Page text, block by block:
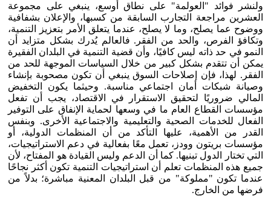
ولنشر فوائد "العولمة" على نطاق أوسع، ينبغي على مجموعة
العشرين مراجعة التجارب السابقة من كسبها، والإعلان بشفافية
ووضوح عما يصلح، وما لا يصلح، عندما يتعلق الأمر بتعزيز التنمية،
وتكافؤ الفرص، والحد من الفقر. فالعالم يُدرك بشكل متزايد أن
النمو في حد ذاته ليس كافيًا، وأن قضية التنمية في البلدان الفقيرة
يمكن أن تتقدم بشكل كبير من خلال السياسات الموجهة للحد من
الفقر. لهذا، فإن إصلاحات السوق ينبغي أن تكون مصحوبة بإنشاء
وصيانة شبكات أمان اجتماعي مناسبة. وحيثما يكون التخفيض
المالي ضروريًا لتحقيق الاستقرار في الاقتصاد، يجب أن تفعل
مؤسسات القطاع العام ما في وسعها لحماية الإنفاق على التوفير
الفعال للخدمات الصحية والتعليمية والاجتماعية الأخرى. وبنفس
القدر من الأهمية، عليها التأكد من أن المنظمات الدولية، أو
مؤسسات بريتون وودز، تعمل معًا بفعالية في دعم الاستراتيجيات،
التي تختار الدول تبنيها. كما أن الدعم وليس القيادة هو المفتاح، لأن
جميع هذه المنظمات تعلم أن استراتيجيات التنمية تكون أكثر نجاحًا
عندما تكون "مملوكة" من قبل البلدان المعنية مباشرة؛ بدلاً من
فرضها من الخارج.